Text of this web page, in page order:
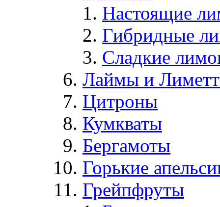
Настоящие
Гибридные
Сладкие
Лаймы и
Цитроны
Кумкваты
Бергамоты
Горькие
Грейпфруты